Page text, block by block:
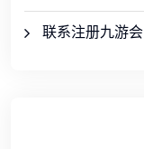
联系注册九游会